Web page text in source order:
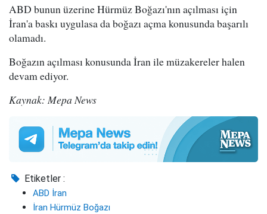
ABD bunun üzerine Hürmüz Boğazı'nın açılması için
İran'a baskı uygulasa da boğazı açma konusunda başarılı
olamadı.
Boğazın açılması konusunda İran ile müzakereler halen
devam ediyor.
Kaynak: Mepa News
Etiketler :
ABD İran
İran Hürmüz Boğazı